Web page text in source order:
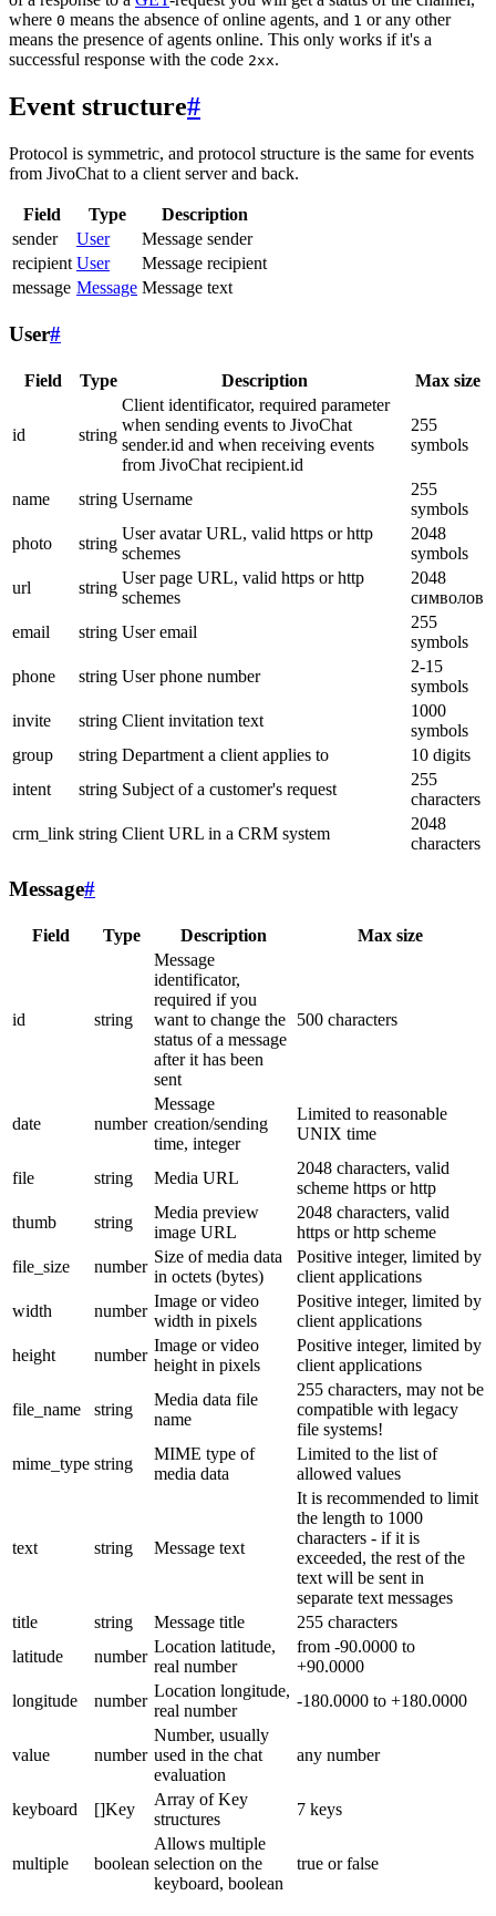
where 0 means the absence of online agents, and 1 or any other
means the presence of agents online. This only works if it's a
successful response with the code 2xx.
Event structure#
Protocol is symmetric, and protocol structure is the same for events
from JivoChat to a client server and back.
Field Type
Description
sender
User
Message sender
recipient User
Message recipient
message Message Message text
User#
Field Type Description Max size
id string
Client identificator, required parameter
when sending events to JivoChat
sender.id and when receiving events
from JivoChat recipient.id
255
symbols
name string Username
255
symbols
photo
string
User avatar URL, valid https or http
schemes
2048
symbols
url
string
User page URL, valid https or http
schemes
2048
символов
email
string User email
255
symbols
phone
string User phone number
2-15
symbols
invite
string Client invitation text
1000
symbols
group
string Department a client applies to
10 digits
intent
string Subject of a customer's request
255
characters
crm_link string Client URL in a CRM system
2048
characters
Message#
Field Type Description Max size
id string
Message
identificator,
required if you
want to change the
status of a message
after it has been
sent
500 characters
date number
Message
creation/sending
time, integer
Limited to reasonable
UNIX time
file string Media URL
2048 characters, valid
scheme https or http
thumb
string
Media preview
image URL
2048 characters, valid
https or http scheme
file_size
number
Size of media data
in octets (bytes)
Positive integer, limited by
client applications
width
number
Image or video
width in pixels
Positive integer, limited by
client applications
height
number
Image or video
height in pixels
Positive integer, limited by
client applications
file_name string
Media data file
name
255 characters, may not be
compatible with legacy
file systems!
mime_type string
MIME type of
media data
Limited to the list of
allowed values
text string Message text
It is recommended to limit
the length to 1000
characters - if it is
exceeded, the rest of the
text will be sent in
separate text messages
title
string Message title
255 characters
latitude
number
Location latitude,
real number
from -90.0000 to
+90.0000
longitude
number
Location longitude,
real number
-180.0000 to +180.0000
value number
Number, usually
used in the chat
evaluation
any number
keyboard []Key
Array of Key
structures
7 keys
multiple boolean
Allows multiple
selection on the
keyboard, boolean
true or false